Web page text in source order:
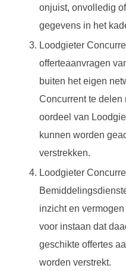
onjuist, onvolledig
gegevens in het
Loodgieter
offerteaanvragen
buiten het eigen
Concurrent te delen
oordeel van
kunnen worden
verstrekken.
Loodgieter
inzicht en
voor instaan dat
geschikte offertes
worden verstrekt.